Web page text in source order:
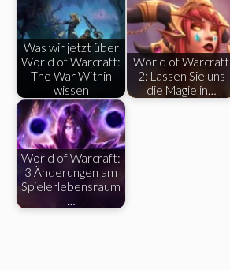
Was wir jetzt über
World of Warcraft:
The War Within
wissen
World of Warcraft
2: Lassen Sie uns
die Magie in…
World of Warcraft:
3 Änderungen am
Spielerlebensraum
…